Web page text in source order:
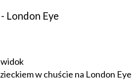
w chuście na London Eye